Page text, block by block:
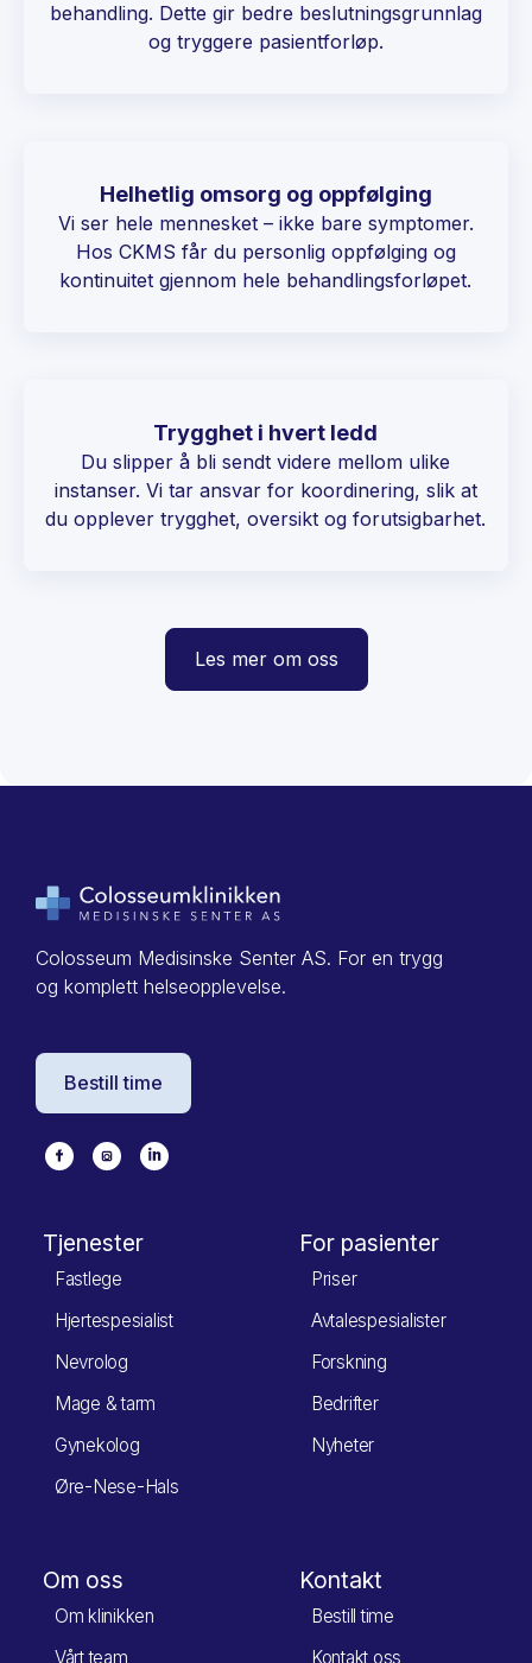
behandling. Dette gir bedre beslutningsgrunnlag
og tryggere pasientforløp.
Helhetlig omsorg og oppfølging
Vi ser hele mennesket – ikke bare symptomer.
Hos CKMS får du personlig oppfølging og
kontinuitet gjennom hele behandlingsforløpet.
Trygghet i hvert ledd
Du slipper å bli sendt videre mellom ulike
instanser. Vi tar ansvar for koordinering, slik at
du opplever trygghet, oversikt og forutsigbarhet.
Les mer om oss
Colosseum Medisinske Senter AS. For en trygg
og komplett helseopplevelse.
Bestill time
Tjenester
Fastlege
Hjertespesialist
Nevrolog
Mage & tarm
Gynekolog
Øre-Nese-Hals
For pasienter
Priser
Avtalespesialister
Forskning
Bedrifter
Nyheter
Om oss
Om klinikken
Vårt team
Kontakt
Bestill time
Kontakt oss